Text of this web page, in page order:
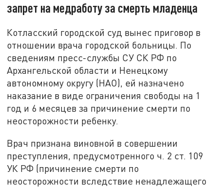
запрет на медработу за смерть младенца
Котласский городской суд вынес приговор в
отношении врача городской больницы. По
сведениям пресс-службы СУ СК РФ по
Архангельской области и Ненецкому
автономному округу (НАО), ей назначено
наказание в виде ограничения свободы на 1
год и 6 месяцев за причинение смерти по
неосторожности ребенку.
Врач признана виновной в совершении
преступления, предусмотренного ч. 2 ст. 109
УК РФ (причинение смерти по
неосторожности вследствие ненадлежащего